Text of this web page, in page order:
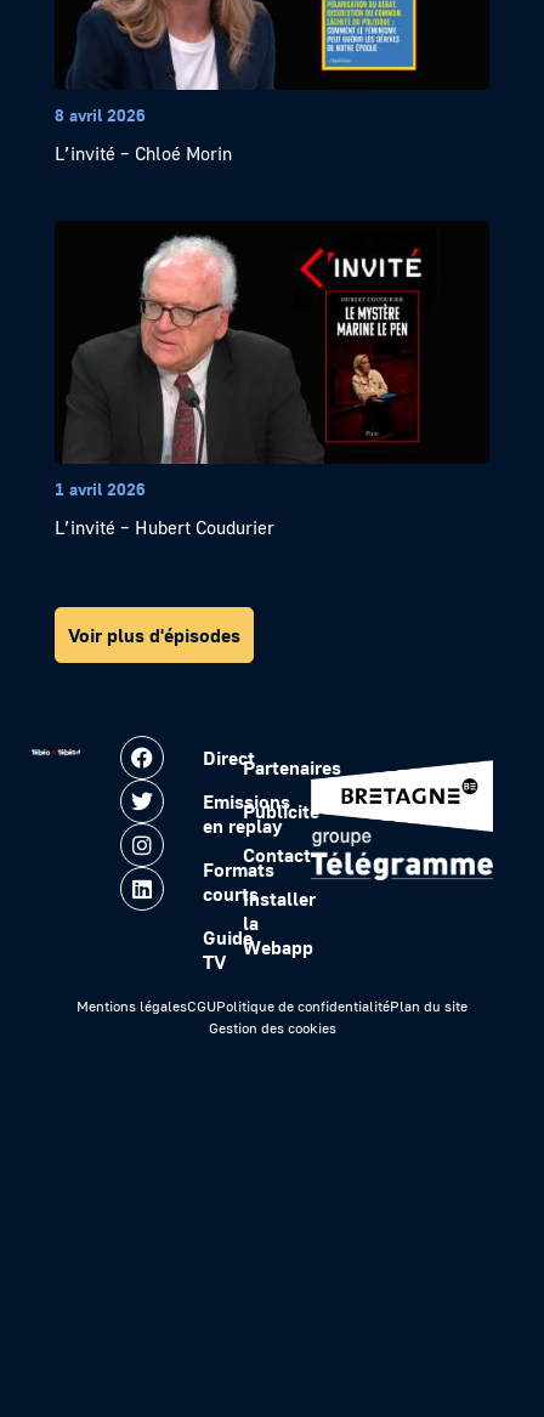
8 avril 2026
L’invité – Chloé Morin
1 avril 2026
L’invité – Hubert Coudurier
Voir plus d'épisodes
Direct
Emissions
en replay
Formats
courts
Guide
TV
Partenaires
Publicité
Contact
Installer
la
Webapp
Mentions légalesCGUPolitique de confidentialitéPlan du site
Gestion des cookies